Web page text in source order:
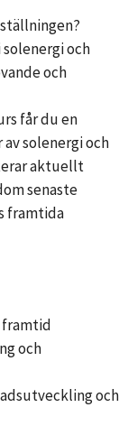
och
och
får du en
solenergi och
aktuellt
senaste
framtida
framtid
och
och